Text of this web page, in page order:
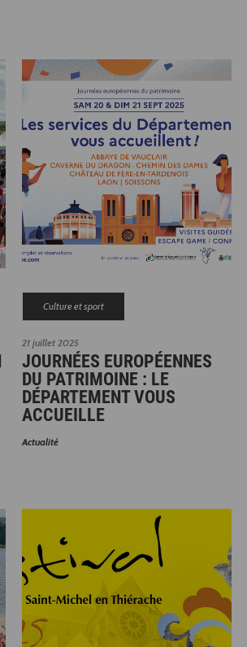
21 juillet 2025
Culture et sport
JOURNÉES EUROPÉENNES
DU PATRIMOINE : LE
DÉPARTEMENT VOUS
ACCUEILLE
Actualité